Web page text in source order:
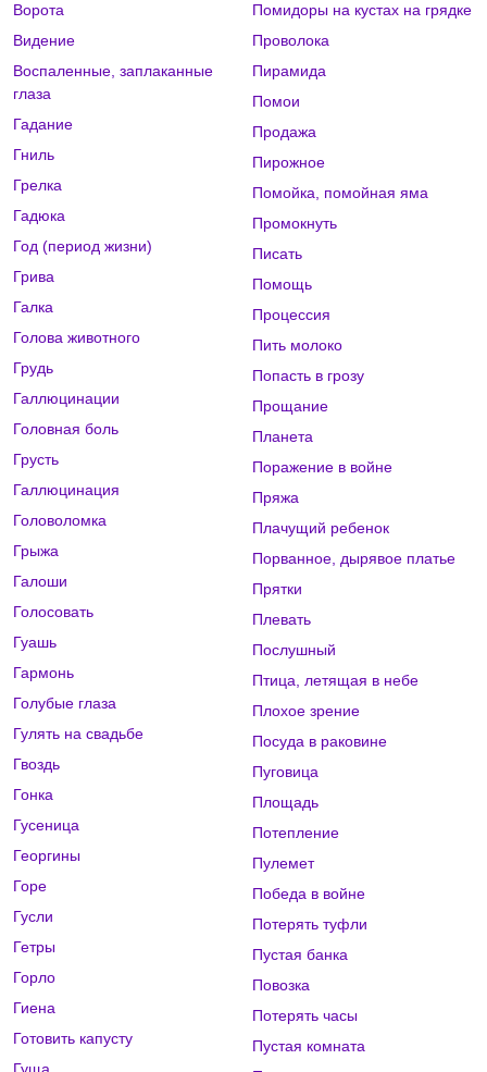
Ворота
Видение
Воспаленные, заплаканные
глаза
Гадание
Гниль
Грелка
Гадюка
Год (период жизни)
Грива
Галка
Голова животного
Грудь
Галлюцинации
Головная боль
Грусть
Галлюцинация
Головоломка
Грыжа
Галоши
Голосовать
Гуашь
Гармонь
Голубые глаза
Гулять на свадьбе
Гвоздь
Гонка
Гусеница
Георгины
Горе
Гусли
Гетры
Горло
Гиена
Готовить капусту
Помидоры на кустах на грядке
Проволока
Пирамида
Помои
Продажа
Пирожное
Помойка, помойная яма
Промокнуть
Писать
Помощь
Процессия
Пить молоко
Попасть в грозу
Прощание
Планета
Поражение в войне
Пряжа
Плачущий ребенок
Порванное, дырявое платье
Прятки
Плевать
Послушный
Птица, летящая в небе
Плохое зрение
Посуда в раковине
Пуговица
Площадь
Потепление
Пулемет
Победа в войне
Потерять туфли
Пустая банка
Повозка
Потерять часы
Пустая комната